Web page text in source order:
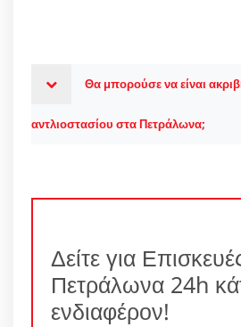
Θα μπορούσε να είναι
αντλιοστασίου στα Πετράλωνα;
Δείτε για
Πετράλωνα 24h
ενδιαφέρον!